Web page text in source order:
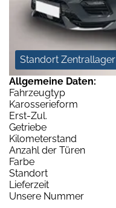
Standort Zentrallager
Allgemeine Daten:
Fahrzeugtyp
Karosserieform
Erst-Zul.
Getriebe
Kilometerstand
Anzahl der Türen
Farbe
Standort
Lieferzeit
Unsere Nummer